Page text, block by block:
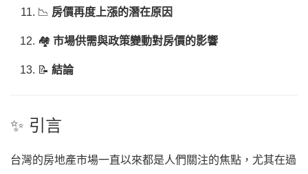
📉 房價再度上漲的潛在原因
🏘️ 市場供需與政策變動對房價的影響
📝 結論
✨ 引言
台灣的房地產市場一直以來都是人們關注的焦點，尤其在過